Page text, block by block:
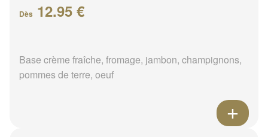
Dès 12.95 €
Base crème fraîche, fromage, jambon, champignons,
pommes de terre, oeuf